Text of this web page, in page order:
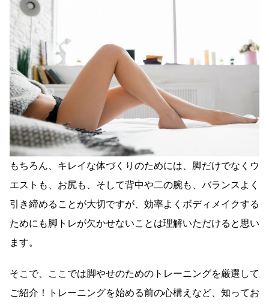
もちろん、キレイな体づくりのためには、脚だけでなくウ
エストも、お尻も、そして背中や二の腕も、バランスよく
引き締めることが大切ですが、効率よくボディメイクする
ためにも脚トレが欠かせないことは理解いただけると思い
ます。
そこで、ここでは脚やせのためのトレーニングを厳選して
ご紹介！トレーニングを始める前の心構えなど、知ってお